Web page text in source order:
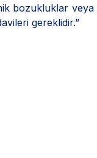
bozukluklar veya
gereklidir.”